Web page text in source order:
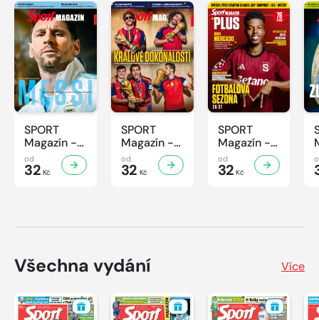
SPORT
Magazín -
32/2026
od
32 Kč
SPORT
Magazín -
31/2026
od
32 Kč
SPORT
Magazín -
30/2026
od
32 Kč
Všechna vydání Více